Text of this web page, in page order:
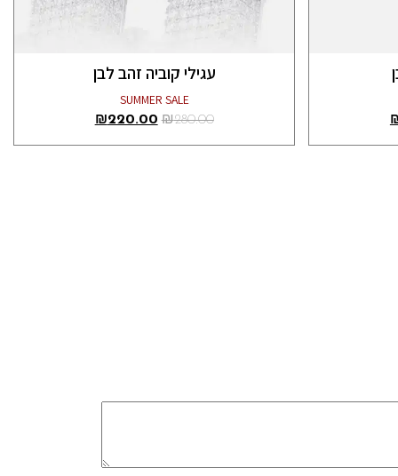
עגילי קוביה זהב לבן
SUMMER SALE
₪280.00
₪220.00